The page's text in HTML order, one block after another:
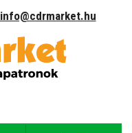
info@cdrmarket.hu